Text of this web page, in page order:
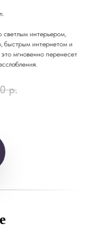
интерьером,
быстрым интернетом и
мгновенно перенесет
р.